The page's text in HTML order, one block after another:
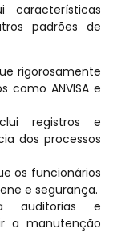
características
padrões de
rigorosamente
como ANVISA e
registros e
dos processos
os funcionários
e segurança.
auditorias e
a manutenção